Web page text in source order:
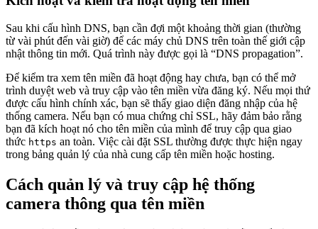
Sau khi cấu hình DNS, bạn cần đợi một khoảng thời gian (thường
từ vài phút đến vài giờ) để các máy chủ DNS trên toàn thế giới cập
nhật thông tin mới. Quá trình này được gọi là “DNS propagation”.
Để kiểm tra xem tên miền đã hoạt động hay chưa, bạn có thể mở
trình duyệt web và truy cập vào tên miền vừa đăng ký. Nếu mọi thứ
được cấu hình chính xác, bạn sẽ thấy giao diện đăng nhập của hệ
thống camera. Nếu bạn có mua chứng chỉ SSL, hãy đảm bảo rằng
bạn đã kích hoạt nó cho tên miền của mình để truy cập qua giao
thức https an toàn. Việc cài đặt SSL thường được thực hiện ngay
trong bảng quản lý của nhà cung cấp tên miền hoặc hosting.
Cách quản lý và truy cập hệ thống
camera thông qua tên miền